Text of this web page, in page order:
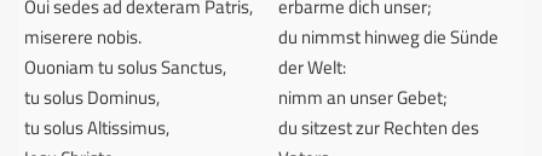
Oui sedes ad dexteram Patris,
miserere nobis.
Ouoniam tu solus Sanctus,
tu solus Dominus,
tu solus Altissimus,
erbarme dich unser;
du nimmst hinweg die Sünde
der Welt:
nimm an unser Gebet;
du sitzest zur Rechten des